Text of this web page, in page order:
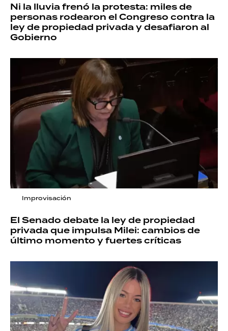
Ni la lluvia frenó la protesta: miles de
personas rodearon el Congreso contra la
ley de propiedad privada y desafiaron al
Gobierno
Improvisación
El Senado debate la ley de propiedad
privada que impulsa Milei: cambios de
último momento y fuertes críticas